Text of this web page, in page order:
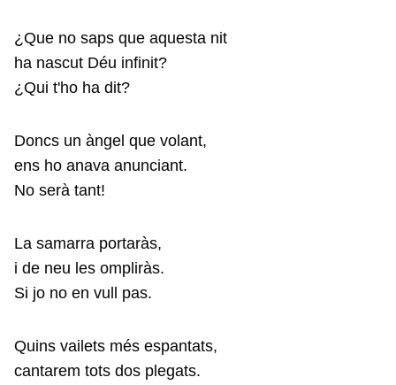
¿Que no saps que aquesta nit
ha nascut Déu infinit?
¿Qui t'ho ha dit?
Doncs un àngel que volant,
ens ho anava anunciant.
No serà tant!
La samarra portaràs,
i de neu les ompliràs.
Si jo no en vull pas.
Quins vailets més espantats,
cantarem tots dos plegats.